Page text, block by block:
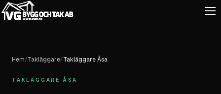
Hem/Takläggare/Takläggare Åsa
TAKLÄGGARE ÅSA